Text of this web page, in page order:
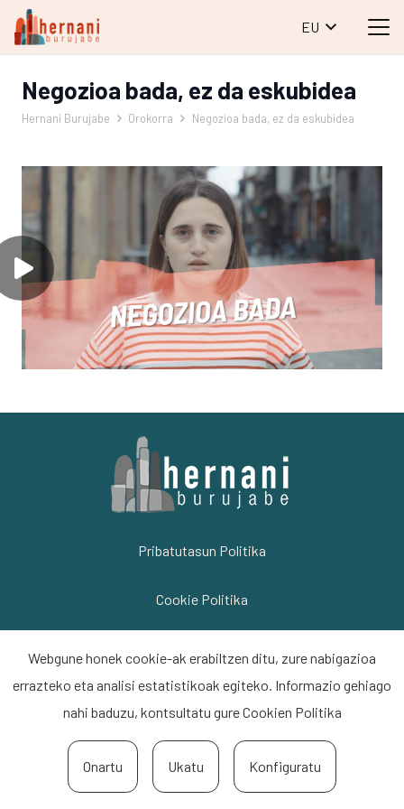
EU
Negozioa bada, ez da eskubidea
Hernani Burujabe Orokorra Negozioa bada, ez da eskubidea
Pribatutasun Politika
Cookie Politika
Kontaktua
Webgune honek cookie-ak erabiltzen ditu, zure nabigazioa
errazteko eta analisi estatistikoak egiteko. Informazio gehiago
nahi baduzu, kontsultatu gureCookien Politika
Onartu Ukatu Konfiguratu